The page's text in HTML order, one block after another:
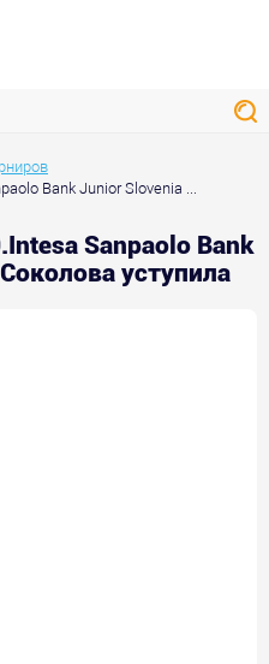
Bank Junior Slovenia ...
Sanpaolo Bank
уступила